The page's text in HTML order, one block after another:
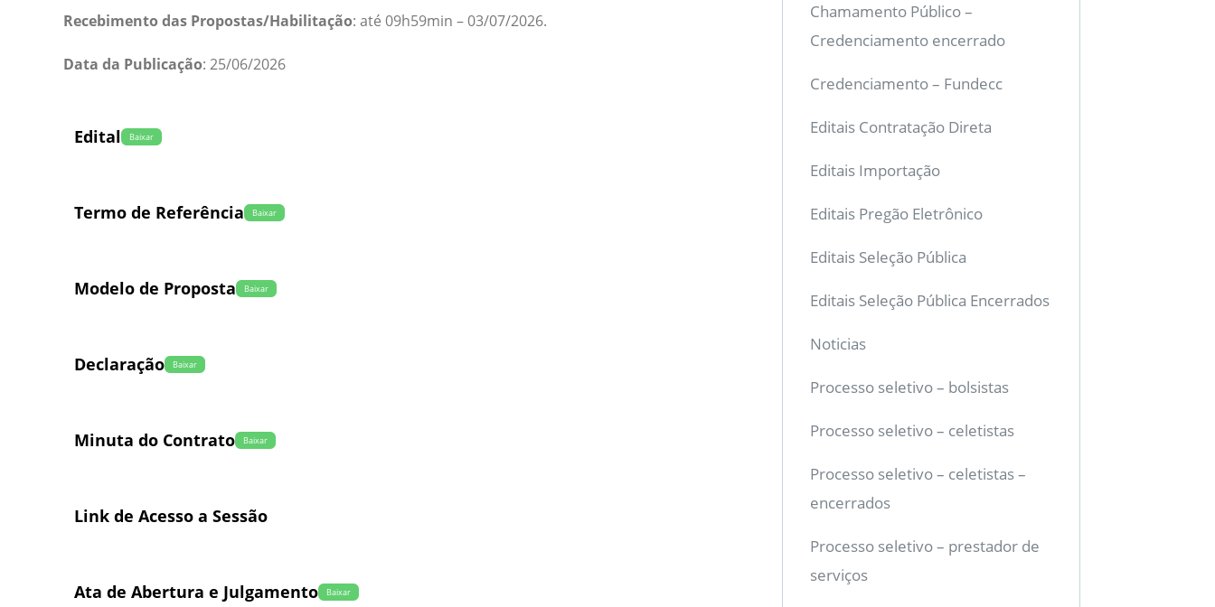
Recebimento das Propostas/Habilitação: até 09h59min – 03/07/2026.
Data da Publicação: 25/06/2026
Edital Baixar
Termo de Referência Baixar
Modelo de Proposta Baixar
Declaração Baixar
Minuta do Contrato Baixar
Link de Acesso a Sessão
Ata de Abertura e Julgamento Baixar
Chamamento Público –
Credenciamento encerrado
Credenciamento – Fundecc
Editais Contratação Direta
Editais Importação
Editais Pregão Eletrônico
Editais Seleção Pública
Editais Seleção Pública Encerrados
Noticias
Processo seletivo – bolsistas
Processo seletivo – celetistas
Processo seletivo – celetistas –
encerrados
Processo seletivo – prestador de
serviços